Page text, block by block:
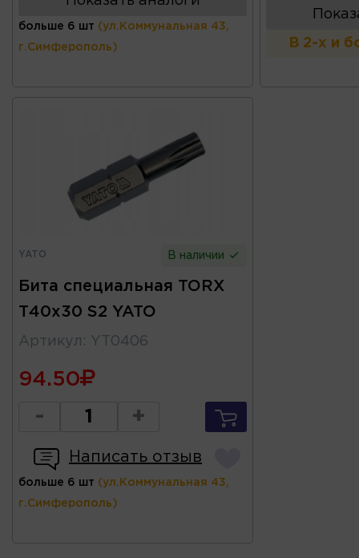
больше 6 шт (ул.Коммунальная 43,
г.Симферополь) В 2-х и
YATO В наличии
Бита специальная TORX
T40x30 S2 YATO
Артикул : YT0406
94.50
- +
Написать отзыв
больше 6 шт (ул.Коммунальная 43,
г.Симферополь)